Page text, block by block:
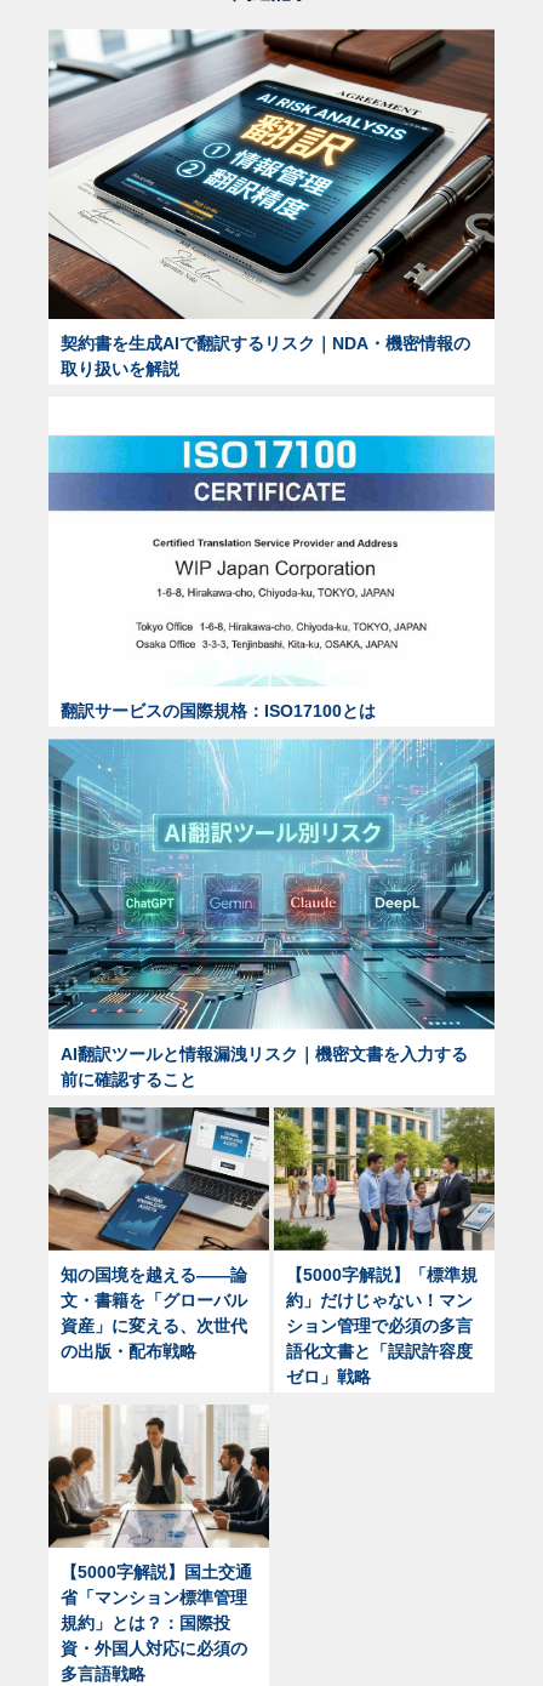
契約書を生成AIで翻訳するリスク｜NDA・機密情報の
取り扱いを解説
翻訳サービスの国際規格：ISO17100とは
AI翻訳ツールと情報漏洩リスク｜機密文書を入力する
前に確認すること
知の国境を越える——論
文・書籍を「グローバル
資産」に変える、次世代
の出版・配布戦略
【5000字解説】「標準規
約」だけじゃない！マン
ション管理で必須の多言
語化文書と「誤訳許容度
ゼロ」戦略
【5000字解説】国土交通
省「マンション標準管理
規約」とは？：国際投
資・外国人対応に必須の
多言語戦略